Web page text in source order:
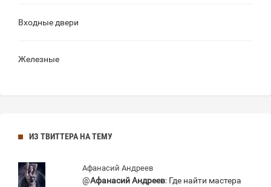
Входные двери
Железные
ИЗ ТВИТТЕРА НА ТЕМУ
Афанасий Андреев
@Афанасий Андреев: Где найти мастера